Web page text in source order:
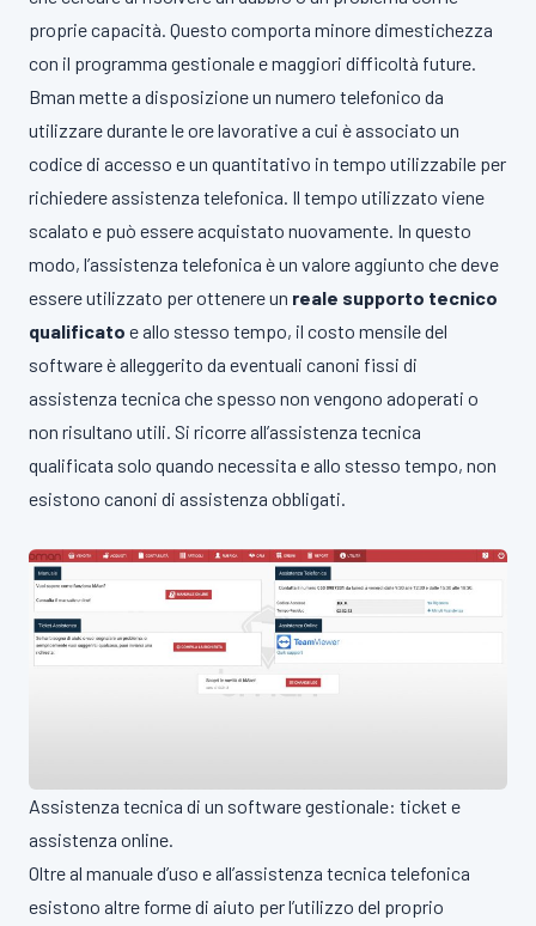
proprie capacità. Questo comporta minore dimestichezza
con il programma gestionale e maggiori difficoltà future.
Bman mette a disposizione un numero telefonico da
utilizzare durante le ore lavorative a cui è associato un
codice di accesso e un quantitativo in tempo utilizzabile per
richiedere assistenza telefonica. Il tempo utilizzato viene
scalato e può essere acquistato nuovamente. In questo
modo, l’assistenza telefonica è un valore aggiunto che deve
essere utilizzato per ottenere un reale supporto tecnico
qualificato e allo stesso tempo, il costo mensile del
software è alleggerito da eventuali canoni fissi di
assistenza tecnica che spesso non vengono adoperati o
non risultano utili. Si ricorre all’assistenza tecnica
qualificata solo quando necessita e allo stesso tempo, non
esistono canoni di assistenza obbligati.
Assistenza tecnica di un software gestionale: ticket e
assistenza online.
Oltre al manuale d’uso e all’assistenza tecnica telefonica
esistono altre forme di aiuto per l’utilizzo del proprio